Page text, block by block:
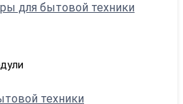
для бытовой техники
техники